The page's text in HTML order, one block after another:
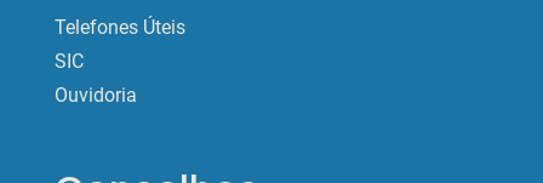
Telefones Úteis
SIC
Ouvidoria